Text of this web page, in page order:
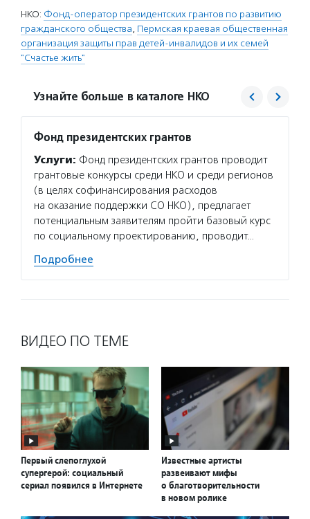
НКО: Фонд-оператор президентских грантов по развитию
гражданского общества, Пермская краевая общественная
организация защиты прав детей-инвалидов и их семей
"Счастье жить"
Узнайте больше в каталоге НКО
Фонд президентских грантов
Услуги: Фонд президентских грантов проводит
грантовые конкурсы среди НКО и среди регионов
(в целях софинансирования расходов
на оказание поддержки СО НКО), предлагает
потенциальным заявителям пройти базовый курс
по социальному проектированию, проводит…
Подробнее
ВИДЕО ПО ТЕМЕ
Первый слепоглухой
супергерой: социальный
сериал появился в Интернете
Известные артисты
развеивают мифы
о благотворительности
в новом ролике